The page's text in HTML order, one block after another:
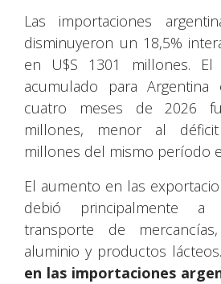
Las importaciones
disminuyeron un 18,5%
en U$S 1301 millones. El
acumulado para
cuatro meses de 2026
millones, menor al
millones del mismo período
El aumento en las
debió principalmente a
transporte de
aluminio y productos lácteos.
en las importaciones